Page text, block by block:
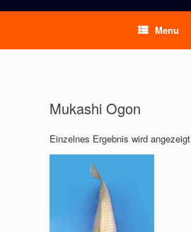
Menu
Mukashi Ogon
Einzelnes Ergebnis wird angezeigt